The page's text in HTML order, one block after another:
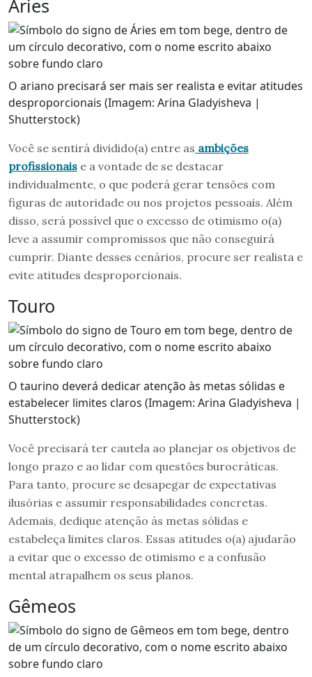
Áries
O ariano precisará ser mais ser realista e evitar atitudes
desproporcionais (Imagem: Arina Gladyisheva |
Shutterstock)
Você se sentirá dividido(a) entre as ambições
profissionais e a vontade de se destacar
individualmente, o que poderá gerar tensões com
figuras de autoridade ou nos projetos pessoais. Além
disso, será possível que o excesso de otimismo o(a)
leve a assumir compromissos que não conseguirá
cumprir. Diante desses cenários, procure ser realista e
evite atitudes desproporcionais.
Touro
O taurino deverá dedicar atenção às metas sólidas e
estabelecer limites claros (Imagem: Arina Gladyisheva |
Shutterstock)
Você precisará ter cautela ao planejar os objetivos de
longo prazo e ao lidar com questões burocráticas.
Para tanto, procure se desapegar de expectativas
ilusórias e assumir responsabilidades concretas.
Ademais, dedique atenção às metas sólidas e
estabeleça limites claros. Essas atitudes o(a) ajudarão
a evitar que o excesso de otimismo e a confusão
mental atrapalhem os seus planos.
Gêmeos